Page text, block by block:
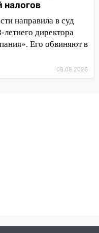
крупный град:
уходит под
на контроль
на улице
улице
дело
37-летнего
19 июля
будут
налогов
направила в суд
директора
Его обвиняют в
08.08.2026